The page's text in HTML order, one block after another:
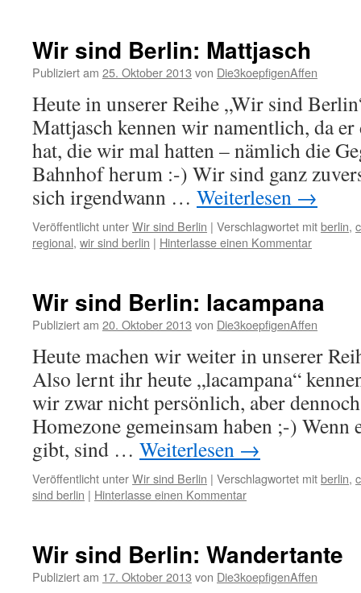
Wir sind Berlin: Mattjasch
Publiziert am 25. Oktober 2013 von Die3koepfigenAffen
Heute in unserer Reihe „Wir sind
Mattjasch kennen wir namentlich, da
hat, die wir mal hatten – nämlich die
Bahnhof herum :-) Wir sind ganz
sich irgendwann … Weiterlesen →
Veröffentlicht unterWir sind Berlin | Verschlagwortet mitberlin,
regional, wir sind berlin | Hinterlasse einen Kommentar
Wir sind Berlin: lacampana
Publiziert am 20. Oktober 2013 von Die3koepfigenAffen
Heute machen wir weiter in unserer
Also lernt ihr heute „lacampana“
wir zwar nicht persönlich, aber
Homezone gemeinsam haben ;-) Wenn
gibt, sind … Weiterlesen →
Veröffentlicht unterWir sind Berlin | Verschlagwortet mitberlin,
sind berlin | Hinterlasse einen Kommentar
Wir sind Berlin: Wandertante
Publiziert am 17. Oktober 2013 von Die3koepfigenAffen